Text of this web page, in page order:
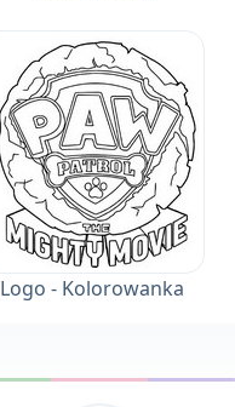
Logo - Kolorowanka